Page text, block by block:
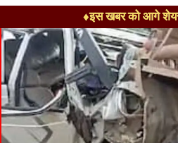
♦इस खबर को आगे